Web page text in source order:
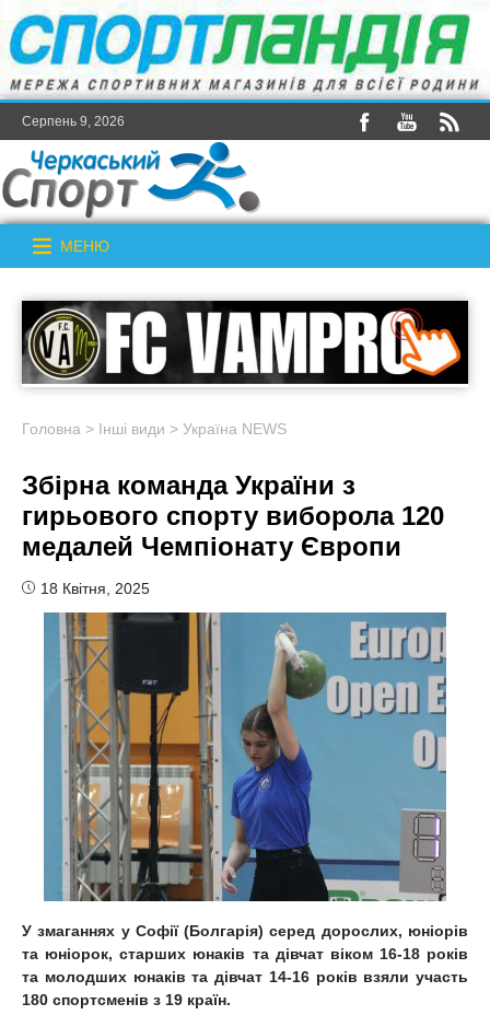
Серпень 9, 2026
МЕНЮ
Головна > Інші види > Україна NEWS
Збірна команда України з
гирьового спорту виборола 120
медалей Чемпіонату Європи
18 Квітня, 2025
У змаганнях у Софії (Болгарія) серед дорослих, юніорів
та юніорок, старших юнаків та дівчат віком 16-18 років
та молодших юнаків та дівчат 14-16 років взяли участь
180 спортсменів з 19 країн.